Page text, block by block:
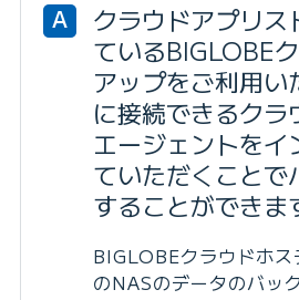
A
クラウドアプリス
ているBIGLOBE
アップをご利用い
に接続できるクラ
エージェントをイ
ていただくことで
することができま
BIGLOBEクラウドホ
のNASのデータのバッ